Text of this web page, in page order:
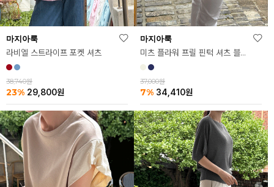
마지아룩
라비엘 스트라이프 포켓 셔츠
38,740원
23% 29,800원
마지아룩
미츠 플라워 프릴 핀턱 셔츠 블라우스
37,000원
7% 34,410원